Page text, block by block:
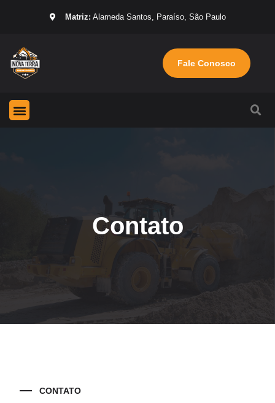
Matriz: Alameda Santos, Paraíso, São Paulo
Fale Conosco
Contato
CONTATO